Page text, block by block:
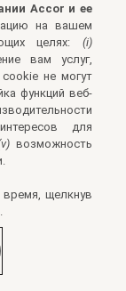
Accor и ее
на вашем
целях: (i)
вам услуг,
не могут
функций веб-
для
возможность
щелкнув